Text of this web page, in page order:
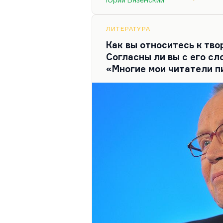
дел, они очень умные. И
применить. Их жизнь
Шут — это человек,
цинизма, тотальной
ждете от него…
ЛИТЕРАТУРА
Как вы относитесь к
Согласны ли вы с его
«Многие мои читатели